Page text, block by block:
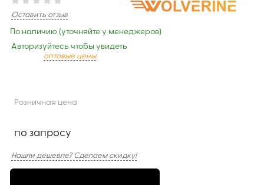
Оставить отзыв
По наличию (уточняйте у менеджеров)
Авторизуйтесь чтобы увидеть
оптовые цены
Розничная цена
по запросу
Нашли дешевле? Сделаем скидку!